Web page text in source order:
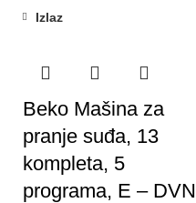
Izlaz
Beko Mašina za
pranje suđa, 13
kompleta, 5
programa, E – DVN